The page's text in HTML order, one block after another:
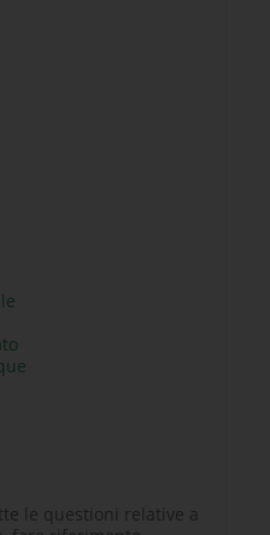
le questioni relative a